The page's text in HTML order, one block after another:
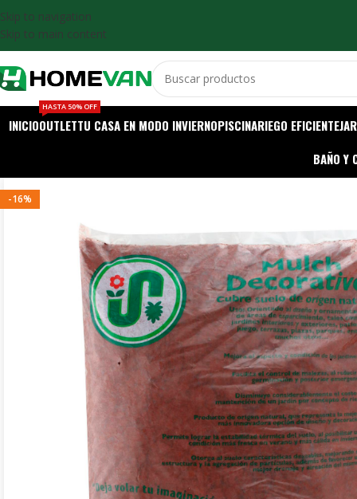
Skip to navigation
Skip to main content
INICIOOUTLET
HASTA 50% OFF
TU CASA EN MODO INVIERNOPISCINARIEGO EFICIENTE
BAÑO Y
-16%